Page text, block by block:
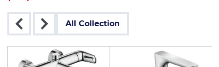
All Collection